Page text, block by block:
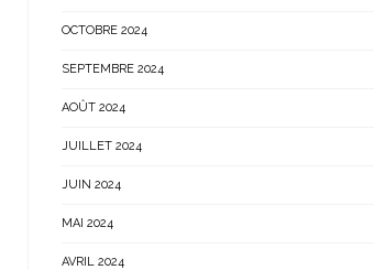
OCTOBRE 2024
SEPTEMBRE 2024
AOÛT 2024
JUILLET 2024
JUIN 2024
MAI 2024
AVRIL 2024